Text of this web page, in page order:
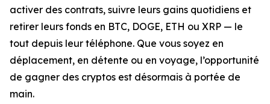
activer des contrats, suivre leurs gains quotidiens et
retirer leurs fonds en BTC, DOGE, ETH ou XRP — le
tout depuis leur téléphone. Que vous soyez en
déplacement, en détente ou en voyage, l’opportunité
de gagner des cryptos est désormais à portée de
main.